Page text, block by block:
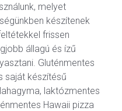
melyet
készítenek
frissen
állagú és ízű
Gluténmentes
saját készítésű
laktózmentes
Hawaii pizza